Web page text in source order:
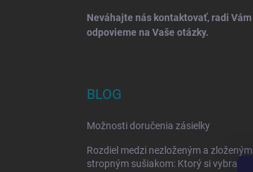
Neváhajte nás kontaktovať, radi Vám
odpovieme na Vaše otázky.
BLOG
Možnosti doručenia zásielky
Rozdiel medzi nezloženým a zloženým
stropným sušiakom: Ktorý si vybrať?